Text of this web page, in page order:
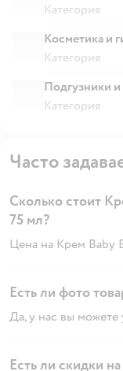
Категория
Косметика и
Категория
Подгузники и
Категория
Часто
Сколько стоит
75 мл?
Цена на Крем Baby
Есть ли фото
Да, у нас вы можете
Есть ли скидки